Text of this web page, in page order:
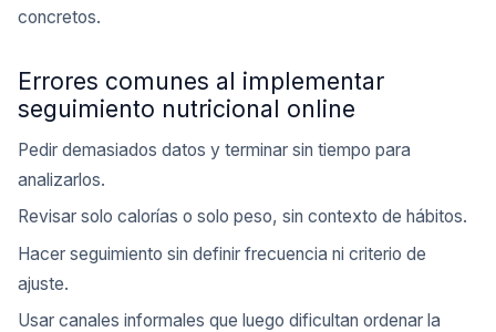
concretos.
Errores comunes al implementar
seguimiento nutricional online
Pedir demasiados datos y terminar sin tiempo para
analizarlos.
Revisar solo calorías o solo peso, sin contexto de hábitos.
Hacer seguimiento sin definir frecuencia ni criterio de
ajuste.
Usar canales informales que luego dificultan ordenar la